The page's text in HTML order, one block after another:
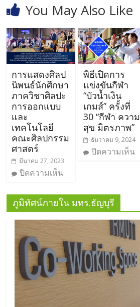
You May Also Like
การแสดงศิลป
นิพนธ์นักศึกษา
ภาควิชาศิลปะ
การออกแบบ
และ
เทคโนโลยี
คณะศิลปกรรม
ศาสตร์
มีนาคม 27, 2023
ปิดความเห็น
พิธีเปิดการ
แข่งขันกีฬา
“บัวน้ำเงิน
เกมส์” ครั้งที่
30 “กีฬา ความ
สุข มิตรภาพ”
ธันวาคม 9, 2024
ปิดความเห็น
ภูมิทัศน์ภายใน มทร.ธัญบุรี